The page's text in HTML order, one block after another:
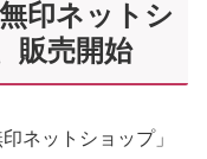
印ネットシ
販売開始
ネットショップ」